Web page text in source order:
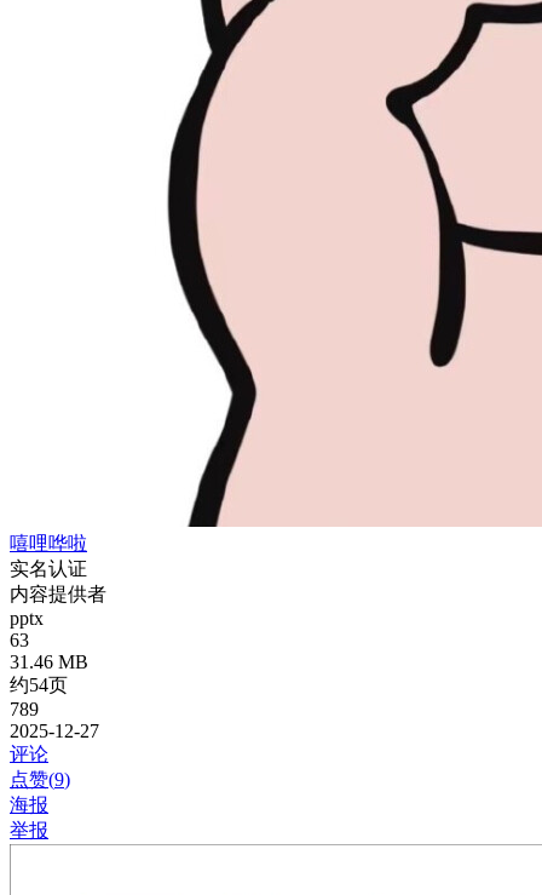
嘻哩哗啦
实名认证
内容提供者
pptx
63
31.46 MB
约54页
789
2025-12-27
评论
点赞(9)
海报
举报